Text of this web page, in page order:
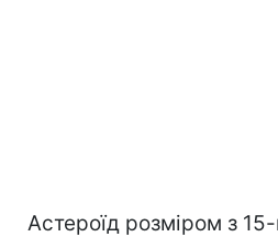
Астероїд розміром з